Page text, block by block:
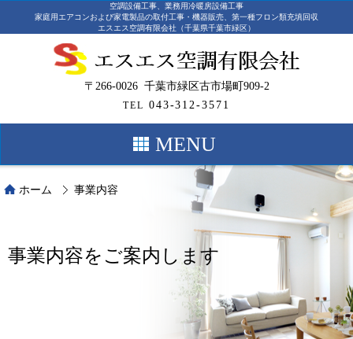
空調設備工事、業務用冷暖房設備工事
家庭用エアコンおよび家電製品の取付工事・機器販売、第一種フロン類充填回収
エスエス空調有限会社（千葉県千葉市緑区）
〒266-0026 千葉市緑区古市場町909-2
TEL 043-312-3571
MENU
ホーム 事業内容
事業内容をご案内します